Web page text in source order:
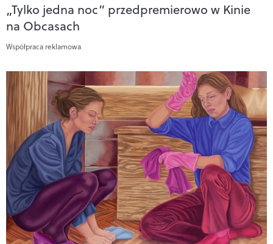
„Tylko jedna noc” przedpremierowo w Kinie
na Obcasach
Współpraca reklamowa